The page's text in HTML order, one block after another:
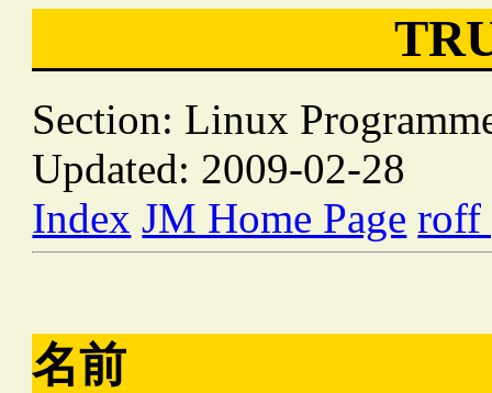
Section: Linux
Updated: 2009-02-28
Index JM Home Page roff
名前